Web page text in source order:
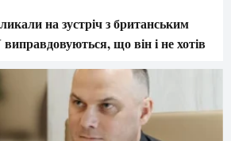
на зустріч з британським
що він і не хотів